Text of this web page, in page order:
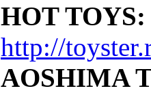
HOT
http://
AOSHIMA